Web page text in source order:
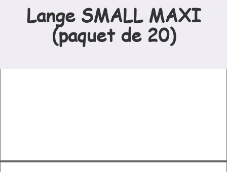
Lange SMALL MAXI
(paquet de 20)